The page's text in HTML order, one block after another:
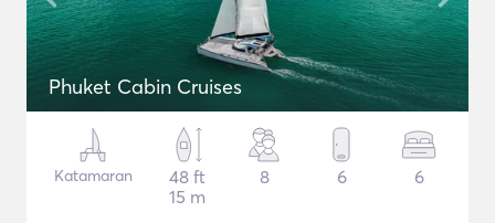
Phuket Cabin Cruises
Katamaran
48 ft
15 m
8 6 6